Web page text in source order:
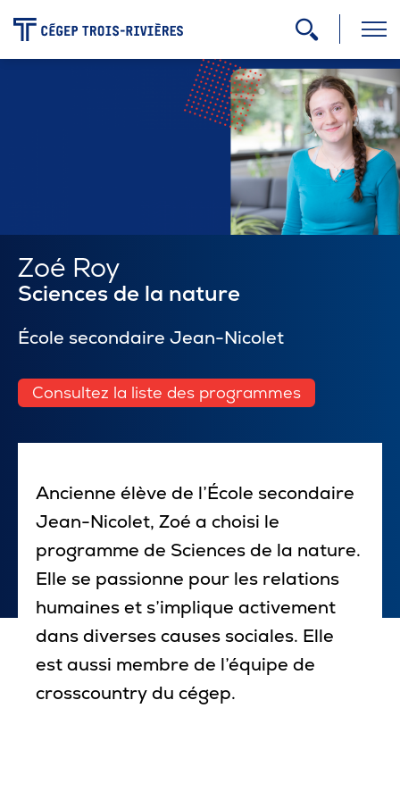
Zone étudiante
Formation continue
Carrière
Pour les entreprises
Le cégep
Notre collège
Services à la population
Stages et emplois pour étudiants
Zoé Roy
Sciences de la nature
École secondaire Jean-Nicolet
Ancienne élève de l’École secondaire
Jean-Nicolet, Zoé a choisi le
programme de Sciences de la nature.
Elle se passionne pour les relations
humaines et s’implique activement
dans diverses causes sociales. Elle
est aussi membre de l’équipe de
crosscountry du cégep.
Consultez la liste des programmes